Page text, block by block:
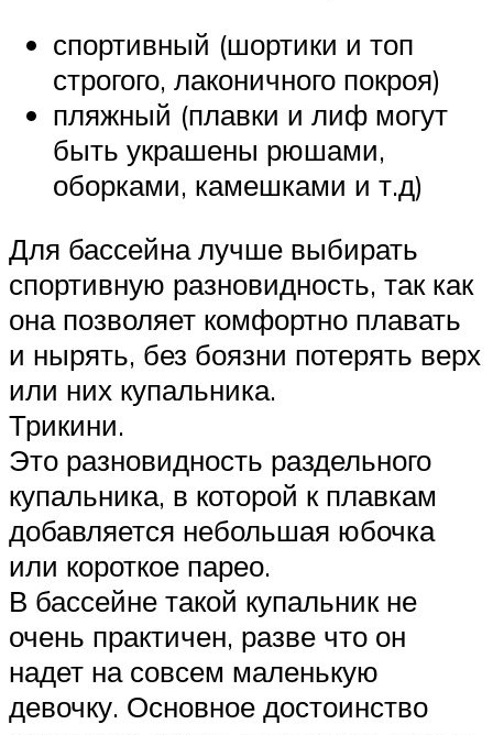
спортивный (шортики и топ
строгого, лаконичного покроя)
пляжный (плавки и лиф могут
быть украшены рюшами,
оборками, камешками и т.д)
Для бассейна лучше выбирать
спортивную разновидность, так как
она позволяет комфортно плавать
и нырять, без боязни потерять верх
или них купальника.
Трикини.
Это разновидность раздельного
купальника, в которой к плавкам
добавляется небольшая юбочка
или короткое парео.
В бассейне такой купальник не
очень практичен, разве что он
надет на совсем маленькую
девочку. Основное достоинство